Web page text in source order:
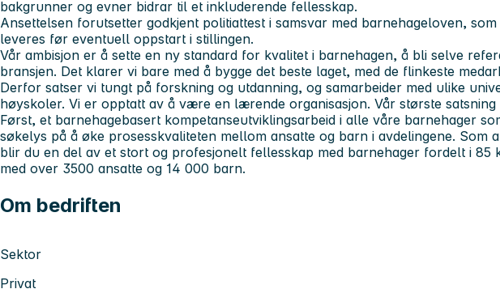
bakgrunner og evner bidrar til et inkluderende fellesskap.
Ansettelsen forutsetter godkjent politiattest i samsvar med barnehageloven, som
leveres før eventuell oppstart i stillingen.
Vår ambisjon er å sette en ny standard for kvalitet i barnehagen, å bli selve
bransjen. Det klarer vi bare med å bygge det beste laget, med de flinkeste
Derfor satser vi tungt på forskning og utdanning, og samarbeider med ulike
høyskoler. Vi er opptatt av å være en lærende organisasjon. Vår største
Først, et barnehagebasert kompetanseutviklingsarbeid i alle våre barnehager
søkelys på å øke prosesskvaliteten mellom ansatte og barn i avdelingene. Som
blir du en del av et stort og profesjonelt fellesskap med barnehager fordelt i 85
med over 3500 ansatte og 14 000 barn.
Om bedriften
Sektor
Privat